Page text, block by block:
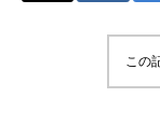
この